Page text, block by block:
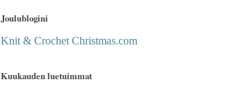
Joulublogini
Knit & Crochet Christmas.com
Kuukauden luetuimmat